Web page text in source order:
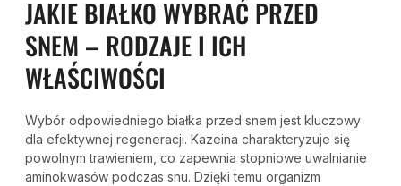
JAKIE BIAŁKO WYBRAĆ PRZED
SNEM – RODZAJE I ICH
WŁAŚCIWOŚCI
Wybór odpowiedniego białka przed snem jest kluczowy
dla efektywnej regeneracji. Kazeina charakteryzuje się
powolnym trawieniem, co zapewnia stopniowe uwalnianie
aminokwasów podczas snu. Dzięki temu organizm